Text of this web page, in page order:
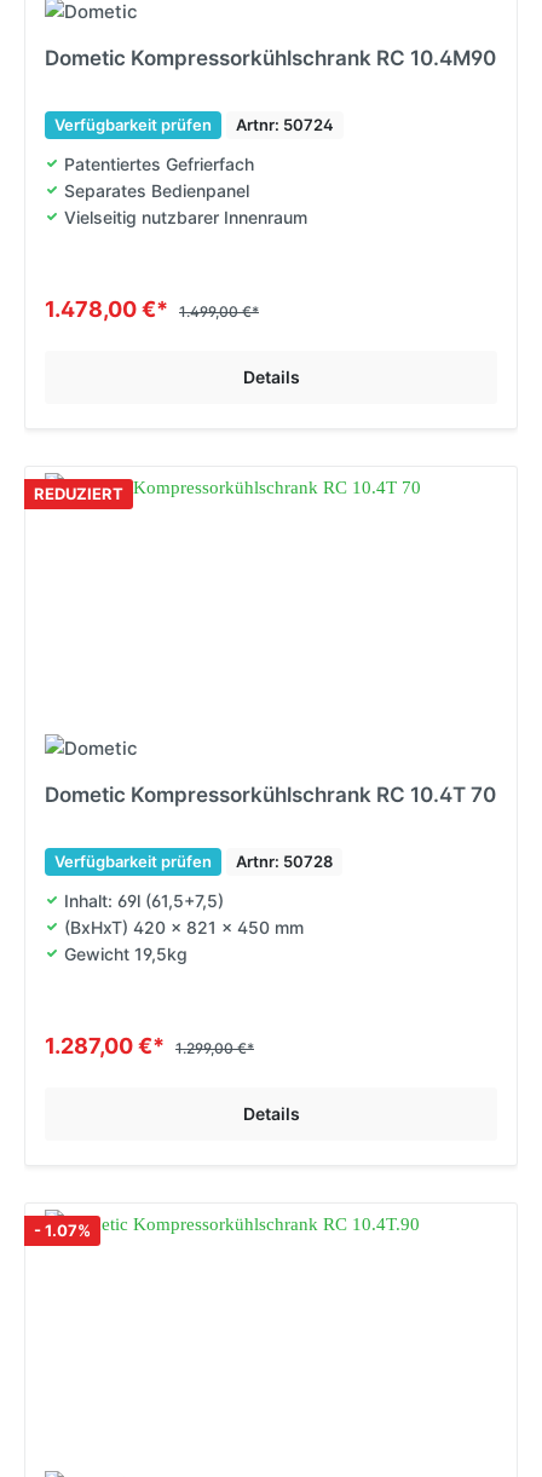
Dometic Kompressorkühlschrank RC 10.4M90
Verfügbarkeit prüfen Artnr: 50724
Patentiertes Gefrierfach
Separates Bedienpanel
Vielseitig nutzbarer Innenraum
1.478,00 €* 1.499,00 €*
Details
REDUZIERT
Dometic Kompressorkühlschrank RC 10.4T 70
Verfügbarkeit prüfen Artnr: 50728
Inhalt: 69l (61,5+7,5)
(BxHxT) 420 x 821 x 450 mm
Gewicht 19,5kg
1.287,00 €* 1.299,00 €*
Details
- 1.07%